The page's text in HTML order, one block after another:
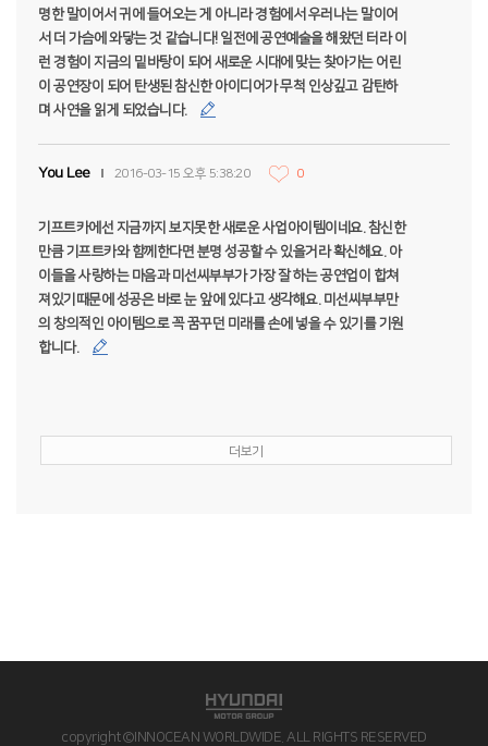
명한 말이어서 귀에 들어오는 게 아니라 경험에서 우러나는 말이어
서 더 가슴에 와닿는 것 같습니다! 일전에 공연예술을 해왔던 터라 이
런 경험이 지금의 밑바탕이 되어 새로운 시대에 맞는 찾아가는 어린
이 공연장이 되어 탄생된 참신한 아이디어가 무척 인상깊고 감탄하
며 사연을 읽게 되었습니다.
You Lee 2016-03-15 오후 5:38:20 0
기프트카에선 지금까지 보지못한 새로운 사업아이템이네요. 참신한
만큼 기프트카와 함께한다면 분명 성공할 수 있을거라 확신해요. 아
이들을 사랑하는 마음과 미선씨부부가 가장 잘 하는 공연업이 합쳐
져있기때문에 성공은 바로 눈 앞에 있다고 생각해요. 미선씨부부만
의 창의적인 아이템으로 꼭 꿈꾸던 미래를 손에 넣을 수 있기를 기원
합니다.
더보기
copyright©INNOCEAN WORLDWIDE. ALL RIGHTS RESERVED